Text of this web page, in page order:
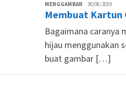
MENGGAMBAR Tim
Siswapedia
30/08/2019
Membuat Kartun
Bagaimana caranya
hijau menggunakan
buat gambar […]